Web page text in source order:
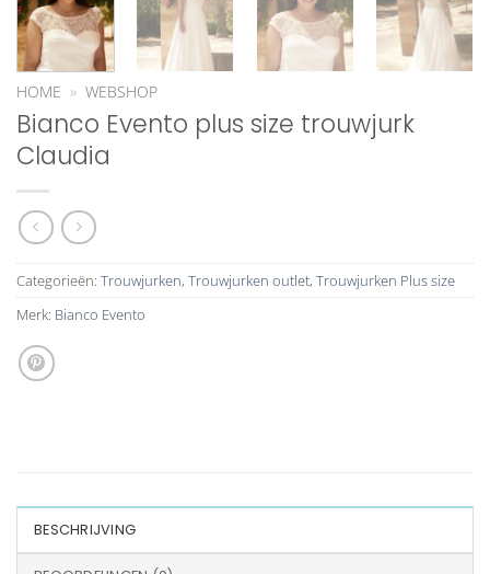
HOME » WEBSHOP
Bianco Evento plus size trouwjurk
Claudia
Categorieën: Trouwjurken, Trouwjurken outlet, Trouwjurken Plus size
Merk: Bianco Evento
BESCHRIJVING